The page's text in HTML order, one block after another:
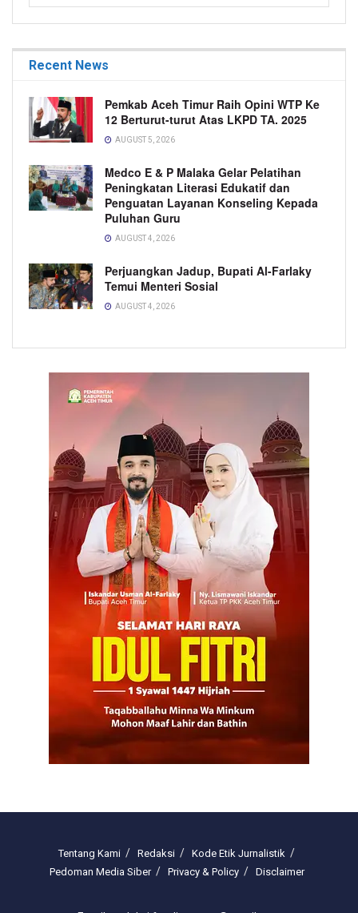
Recent News
Pemkab Aceh Timur Raih Opini WTP Ke
12 Berturut-turut Atas LKPD TA. 2025
AUGUST 5, 2026
Medco E & P Malaka Gelar Pelatihan
Peningkatan Literasi Edukatif dan
Penguatan Layanan Konseling Kepada
Puluhan Guru
AUGUST 4, 2026
Perjuangkan Jadup, Bupati Al-Farlaky
Temui Menteri Sosial
AUGUST 4, 2026
Tentang Kami Redaksi
Kode Etik Jurnalistik
Pedoman Media Siber
Privacy & Policy Disclaimer